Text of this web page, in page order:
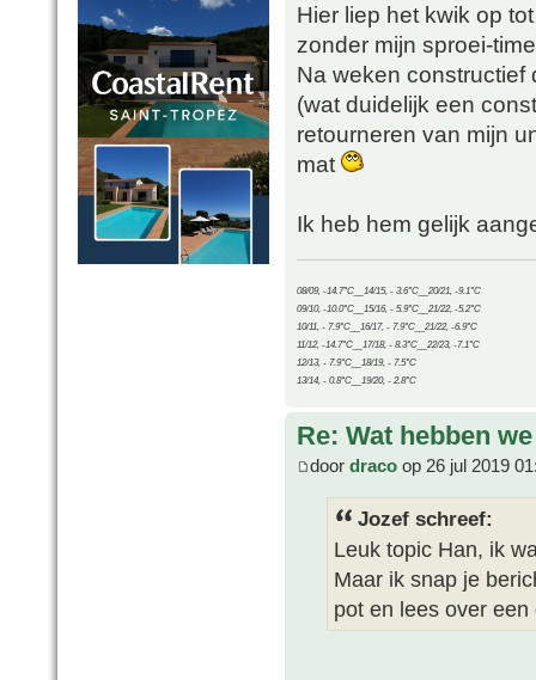
Hier liep het kwik op
zonder mijn sproei-
Na weken constructief
(wat duidelijk een
retourneren van mijn
mat
Ik heb hem gelijk
08/09, -14.7°C__14/15, - 3.6°C__20/21, -9.1°C
09/10, -10.0°C__15/16, - 5.9°C__21/22, -5.2°C
10/11, - 7.9°C__16/17, - 7.9°C__21/22, -6.9°C
11/12, -14.7°C__17/18, - 8.3°C__22/23, -7.1°C
12/13, - 7.9°C__18/19, - 7.5°C
13/14, - 0.8°C__19/20, - 2.8°C
Re: Wat hebben
door draco op 26 jul 2019
Jozef schreef:
Leuk topic Han, ik
Maar ik snap je
pot en lees over